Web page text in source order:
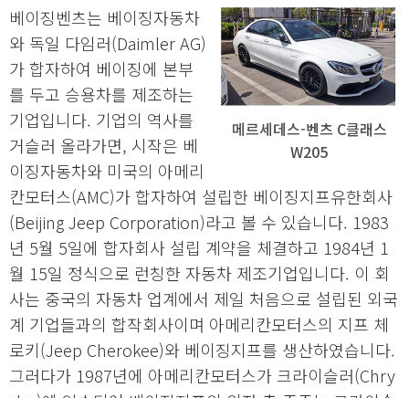
메르세데스-벤츠 C클래스
W205
베이징벤츠는 베이징자동차
와 독일 다임러(Daimler AG)
가 합자하여 베이징에 본부
를 두고 승용차를 제조하는
기업입니다. 기업의 역사를
거슬러 올라가면, 시작은 베
이징자동차와 미국의 아메리
칸모터스(AMC)가 합자하여 설립한 베이징지프유한회사
(Beijing Jeep Corporation)라고 볼 수 있습니다. 1983
년 5월 5일에 합자회사 설립 계약을 체결하고 1984년 1
월 15일 정식으로 런칭한 자동차 제조기업입니다. 이 회
사는 중국의 자동차 업계에서 제일 처음으로 설립된 외국
계 기업들과의 합작회사이며 아메리칸모터스의 지프 체
로키(Jeep Cherokee)와 베이징지프를 생산하였습니다.
그러다가 1987년에 아메리칸모터스가 크라이슬러(Chry